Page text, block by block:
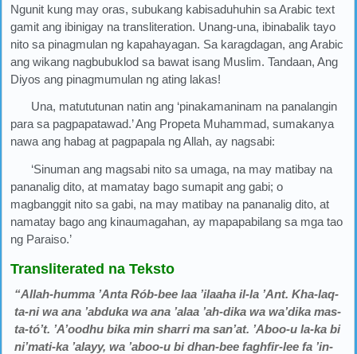
Ngunit kung may oras, subukang kabisaduhuhin sa Arabic text
gamit ang ibinigay na transliteration. Unang-una, ibinabalik tayo
nito sa pinagmulan ng kapahayagan. Sa karagdagan, ang Arabic
ang wikang nagbubuklod sa bawat isang Muslim. Tandaan, Ang
Diyos ang pinagmumulan ng ating lakas!
Una, matututunan natin ang ‘pinakamaninam na panalangin
para sa pagpapatawad.’ Ang Propeta Muhammad, sumakanya
nawa ang habag at pagpapala ng Allah, ay nagsabi:
‘Sinuman ang magsabi nito sa umaga, na may matibay na
pananalig dito, at mamatay bago sumapit ang gabi; o
magbanggit nito sa gabi, na may matibay na pananalig dito, at
namatay bago ang kinaumagahan, ay mapapabilang sa mga tao
ng Paraiso.’
Transliterated na Teksto
“Allah-humma ’Anta Rób-bee laa ’ilaaha il-la ’Ant. Kha-laq-
ta-ni wa ana ’abduka wa ana ’alaa ’ah-dika wa wa’dika mas-
ta-tó’t. ’A’oodhu bika min sharri ma san’at. ’Aboo-u la-ka bi
ni’mati-ka ’alayy, wa ’aboo-u bi dhan-bee faghfir-lee fa ’in-